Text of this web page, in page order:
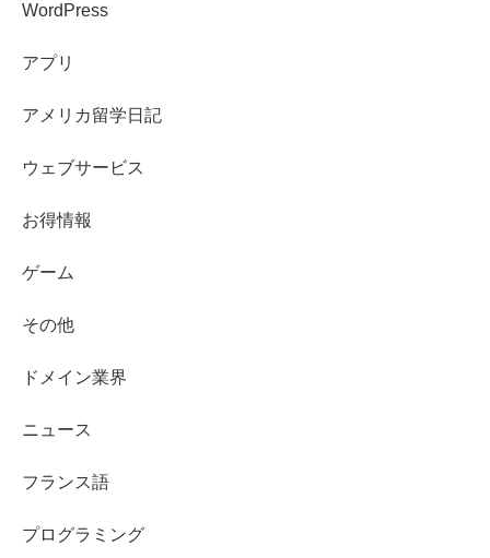
WordPress
アプリ
アメリカ留学日記
ウェブサービス
お得情報
ゲーム
その他
ドメイン業界
ニュース
フランス語
プログラミング